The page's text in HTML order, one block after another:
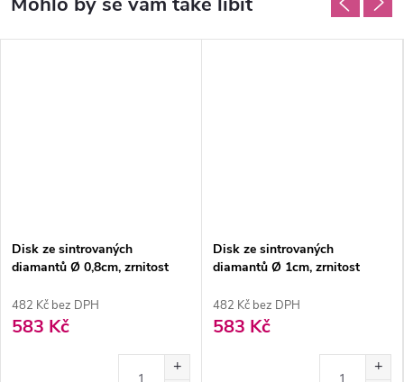
Disk ze sintrovaných
diamantů Ø 0,8cm, zrnitost
482 Kč bez DPH
583 Kč
Disk ze sintrovaných
diamantů Ø 1cm, zrnitost
482 Kč bez DPH
583 Kč